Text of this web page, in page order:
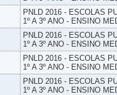
PNLD 2016 - ESCOLAS
1º A 3º ANO - ENSINO
PNLD 2016 - ESCOLAS
1º A 3º ANO - ENSINO
PNLD 2016 - ESCOLAS
1º A 3º ANO - ENSINO
PNLD 2016 - ESCOLAS
1º A 3º ANO - ENSINO